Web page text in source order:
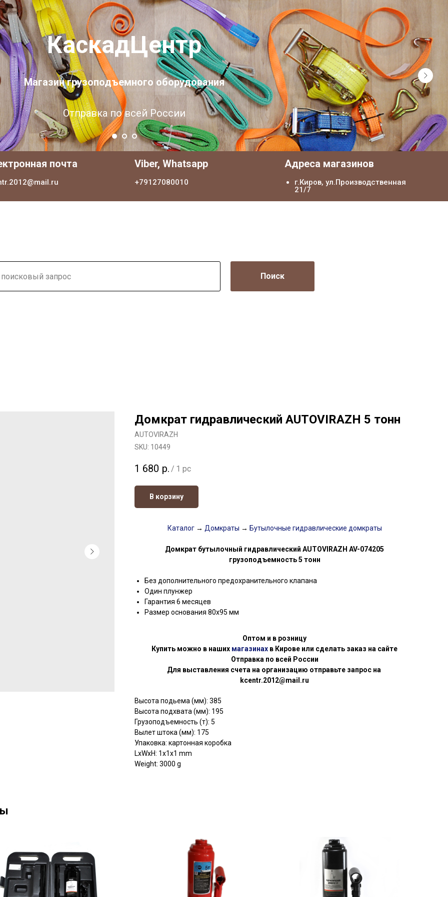
КаскадЦентр
Магазин грузоподъемного оборудования
Отправка по всей России
почта Viber, Whatsapp
+79127080010
Адреса магазинов
г.Киров, ул.Производственная
21/7
Поиск
Домкрат гидравлический AUTOVIRAZH 5 тонн
AUTOVIRAZH
SKU: 10449
1 680 р. / 1 pc
В корзину
Каталог→ Домкраты → Бутылочные гидравлические домкраты
Домкрат бутылочный гидравлический AUTOVIRAZH AV-074205
грузоподъемность 5 тонн
Без дополнительного предохранительного клапана
Один плунжер
Гарантия 6 месяцев
Размер основания 80х95 мм
Оптом и в розницу
Купить можно в наших магазинах в Кирове или сделать заказ на сайте
Отправка по всей России
Для выставления счета на организацию отправьте запрос на
kcentr.2012@mail.ru
Высота подьема (мм): 385
Высота подхвата (мм): 195
Грузоподъемность (т): 5
Вылет штока (мм): 175
Упаковка: картонная коробка
LxWxH: 1x1x1 mm
Weight: 3000 g